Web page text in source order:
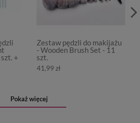
+
Zestaw pędzli do makijażu
- Wooden Brush Set - 11
szt.
41,99 zł
Pokaż więcej